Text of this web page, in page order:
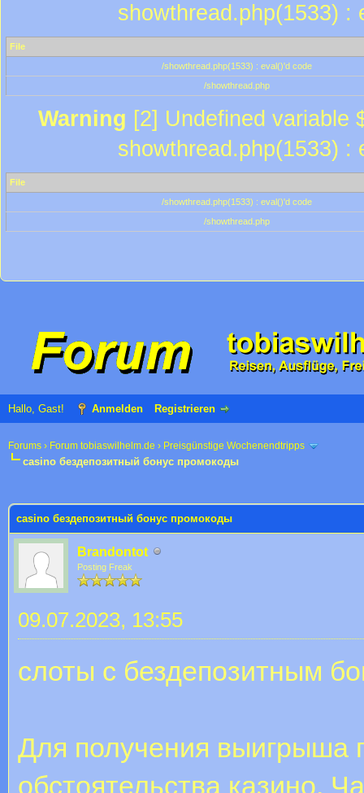
showthread.php(1533) :
File
/showthread.php(1533) : eval()'d code
/showthread.php
Warning [2] Undefined variable
showthread.php(1533) :
File
/showthread.php(1533) : eval()'d code
/showthread.php
Hallo, Gast! Anmelden Registrieren
Forums › Forum tobiaswilhelm.de › Preisgünstige Wochenendtripps
casino бездепозитный бонус промокоды
casino бездепозитный бонус промокоды
Brandontot
Posting Freak
09.07.2023, 13:55
слоты с бездепозитным
Для получения выигрыша
обстоятельства казино.